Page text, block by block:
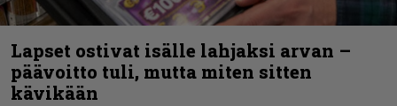
Lapset ostivat isälle lahjaksi arvan –
päävoitto tuli, mutta miten sitten
kävikään